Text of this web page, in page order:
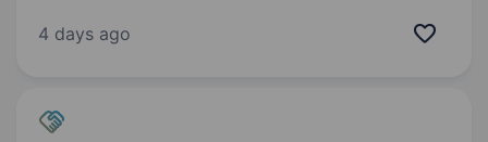
який залучає, продає та закохує клієнтів —
4 days ago